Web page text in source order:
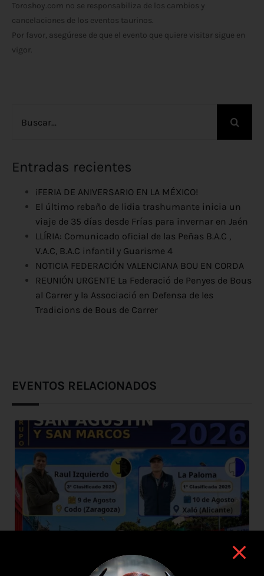
Toroshoy.com no se responsabiliza de los cambios y
cancelaciones de los eventos taurinos.
Por favor, asegúrese de que el evento que quiere visitar sigue en
vigor.
Entradas recientes
¡FERIA DE ANIVERSARIO EN LA MÉXICO!
El último rebaño de lidia trashumante inicia un
viaje de 35 días desde Frías para invernar en Jaén
LLÍRIA: Comunicado oficial de las Peñas B.A.C ,
V.A.C, B.A.C infantil y Guarisme 4
NOTICIA FEDERACIÓN VALENCIANA BOU EN CORDA
REUNIÓN URGENTE La Federació de Penyes de Bous
al Carrer y la Associació en Defensa de les
Tradicions de Bous de Carrer
EVENTOS RELACIONADOS